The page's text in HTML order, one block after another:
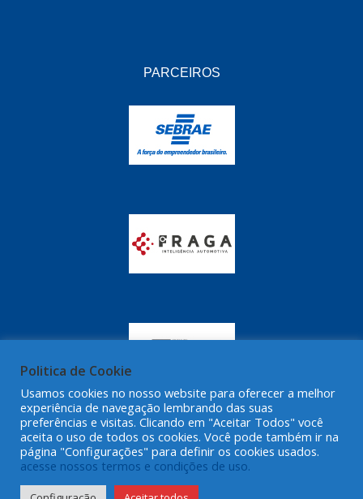
PARCEIROS
Politica de Cookie
Usamos cookies no nosso website para oferecer a melhor
experiência de navegação lembrando das suas
preferências e visitas. Clicando em "Aceitar Todos" você
aceita o uso de todos os cookies. Você pode também ir na
página "Configurações" para definir os cookies usados.
acesse nossos termos e condições de uso.